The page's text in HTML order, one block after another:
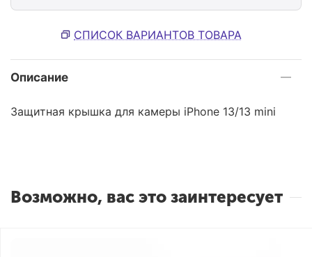
СПИСОК ВАРИАНТОВ ТОВАРА
Описание
Защитная крышка для камеры iPhone 13/13 mini
Возможно, вас это заинтересует